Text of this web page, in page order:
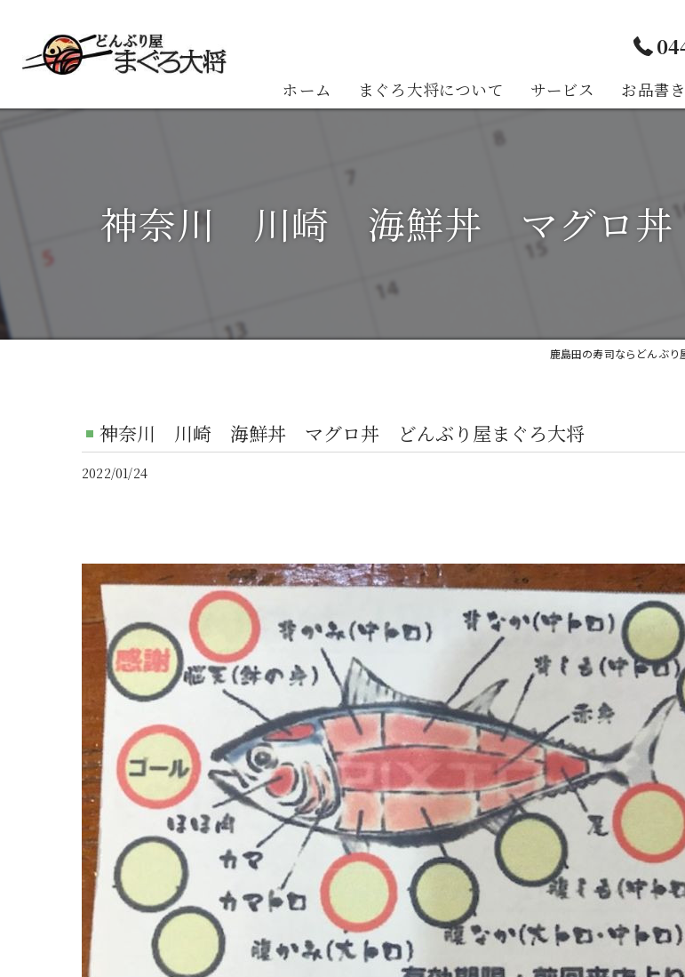
ホーム まぐろ大将について サービス お品書き
神奈川 川崎 海鮮丼 マグロ丼
鹿島田の寿司ならどんぶり
神奈川 川崎 海鮮丼 マグロ丼 どんぶり屋まぐろ大将
2022/01/24